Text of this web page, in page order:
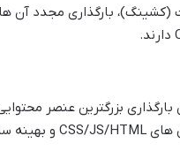
بارگذاری مجدد آن ها
بزرگترین عنصر